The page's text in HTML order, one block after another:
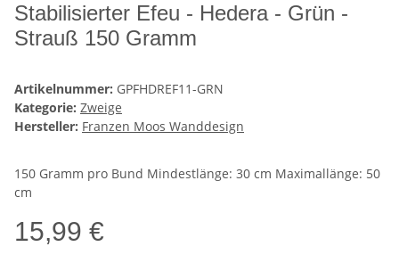
Stabilisierter Efeu - Hedera - Grün -
Strauß 150 Gramm
Artikelnummer: GPFHDREF11-GRN
Kategorie: Zweige
Hersteller: Franzen Moos Wanddesign
150 Gramm pro Bund Mindestlänge: 30 cm Maximallänge: 50
cm
15,99 €